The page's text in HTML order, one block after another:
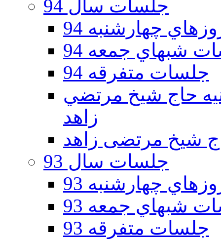
جلسات سال 94
چهارشنبه 94
شبهاي جمعه 94
جلسات متفرقه 94
دوم 94 - حسينيه حاج شيخ مرتضي
زاهد
جلسات سال 93
چهارشنبه 93
شبهاي جمعه 93
جلسات متفرقه 93